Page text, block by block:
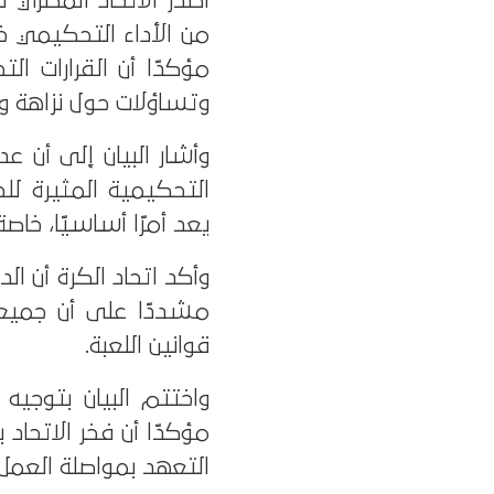
وتساؤلات حول نزاهة
وأشار البيان إلى أن
التحكيمية المثيرة
يعد أمرًا أساسيًا،
وأكد اتحاد الكرة أن
مشددًا على أن جميع
قوانين اللعبة.
واختتم البيان
مؤكدًا أن فخر
التعهد بمواصلة